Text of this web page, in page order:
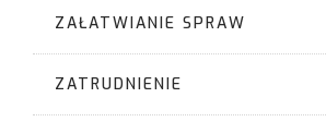
ZAŁATWIANIE SPRAW
ZATRUDNIENIE